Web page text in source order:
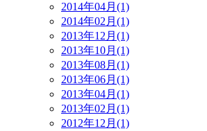
2014年04月(1)
2014年02月(1)
2013年12月(1)
2013年10月(1)
2013年08月(1)
2013年06月(1)
2013年04月(1)
2013年02月(1)
2012年12月(1)